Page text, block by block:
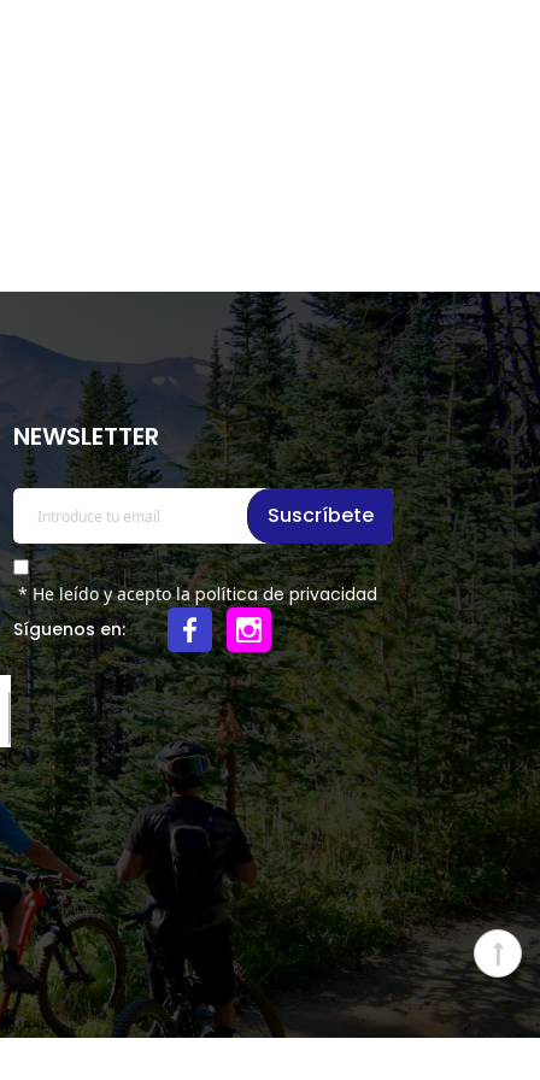
NEWSLETTER
Suscríbete
* He leído y acepto lapolítica de privacidad
Síguenos en: